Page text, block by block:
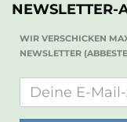
NEWSLETTER-
WIR VERSCHICKEN
NEWSLETTER